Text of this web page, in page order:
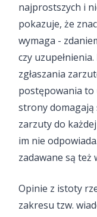
najprostszych i
pokazuje, że
wymaga -
czy
zgłaszania
postępowania to
strony domagają
zarzuty do
im nie
zadawane są też
Opinie z istoty
zakresu tzw.